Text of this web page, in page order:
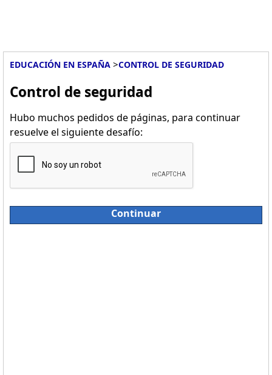
EDUCACIÓN EN ESPAÑA >CONTROL DE SEGURIDAD
Control de seguridad
Hubo muchos pedidos de páginas, para continuar
resuelve el siguiente desafío:
Continuar